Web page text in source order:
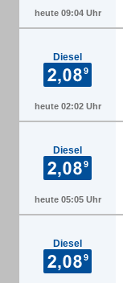
heute 09:04 Uhr
Diesel
heute 02:02 Uhr
Diesel
heute 05:05 Uhr
Diesel